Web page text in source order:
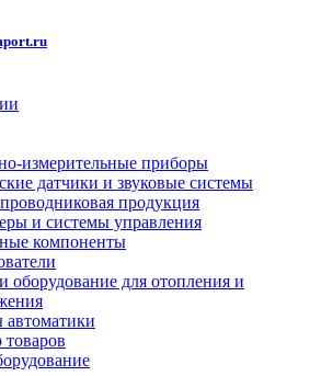
измерительные приборы
датчики и звуковые системы
продукция
и системы управления
компоненты
оборудование для отопления и
товаров